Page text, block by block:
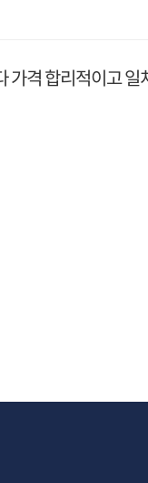
가격 합리적이고